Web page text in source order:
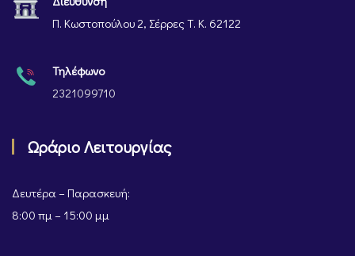
Π. Κωστοπούλου 2, Σέρρες Τ. Κ. 62122
Τηλέφωνο
2321099710
Ωράριο Λειτουργίας
Δευτέρα – Παρασκευή:
8:00 πμ – 15:00 μμ